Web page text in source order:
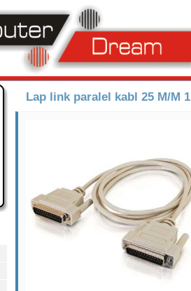
Lap link paralel kabl 25 M/M